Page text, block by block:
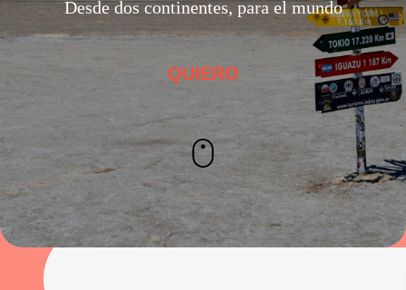
Desde dos continentes, para el mundo
QUIERO